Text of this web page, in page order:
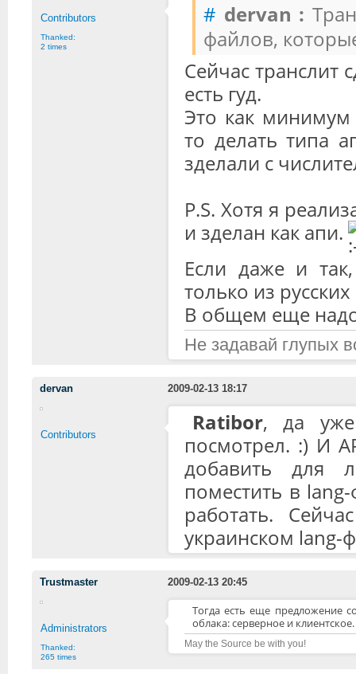
Contributors
Thanked:
2 times
# dervan :
файлов,
Сейчас транслит
есть гуд.
Это как минимум
то делать типа
зделали с
P.S. Хотя я
и зделан как апи.
Если даже и
только из
В общем еще
Не задавай глупых
dervan 2009-02-13 18:17
Contributors Ratibor, да
посмотрел. :) И
добавить для
поместить в
работать.
украинском lang-
Trustmaster 2009-02-13 20:45
Administrators
Thanked:
265 times
Тогда есть еще предложение
облака: серверное и
May the Source be with you!